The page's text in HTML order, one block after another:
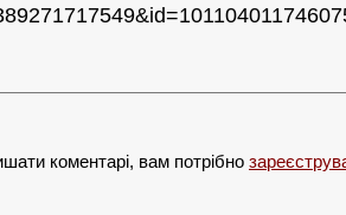
коментарі, вам потрібно